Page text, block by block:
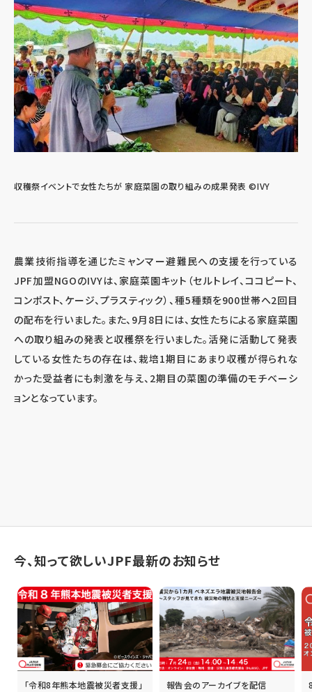
収穫祭イベントで女性たちが 家庭菜園の取り組みの成果発表 ©IVY
農業技術指導を通じたミャンマー避難民への支援を行っている
JPF加盟NGOのIVYは、家庭菜園キット（セルトレイ、ココピート、
コンポスト、ケージ、プラスティック）、種5種類を900世帯へ2回目
の配布を行いました。また、9月8日には、女性たちによる家庭菜園
への取り組みの発表と収穫祭を行いました。活発に活動して発表
している女性たちの存在は、栽培1期目にあまり収穫が得られな
かった受益者にも刺激を与え、2期目の菜園の準備のモチベーシ
ョンとなっています。
今、知って欲しいJPF最新のお知らせ
「令和8年熊本地震被災者支援」
報告会のアーカイブを配信